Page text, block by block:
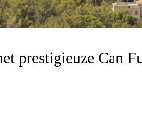
prestigieuze Can